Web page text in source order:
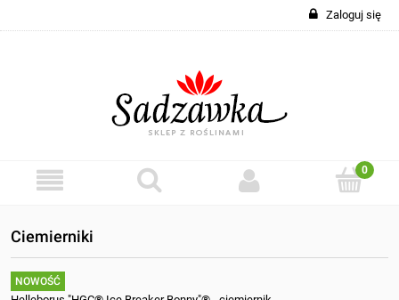
Zaloguj się
Ciemierniki
NOWOŚĆ